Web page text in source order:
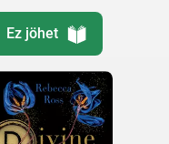
Ez jöhet